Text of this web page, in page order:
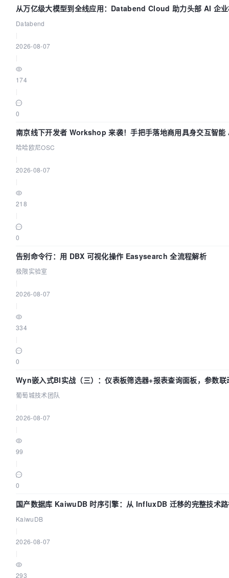
从万亿级大模型到全线应用：Databend Cloud 助力头部 AI 企
路 Trace 数据管道
Databend
2026-08-07
174
0
南京线下开发者 Workshop 来袭！手把手落地商用具身交互智
用
哈哈欧尼OSC
2026-08-07
218
0
告别命令行：用 DBX 可视化操作 Easysearch 全流程解析
极限实验室
2026-08-07
334
0
Wyn嵌入式BI实战（三）：仪表板筛选器+报表查询面板，参数联
葡萄城技术团队
2026-08-07
99
0
国产数据库 KaiwuDB 时序引擎：从 InfluxDB 迁移的完整技术
KaiwuDB
2026-08-07
293